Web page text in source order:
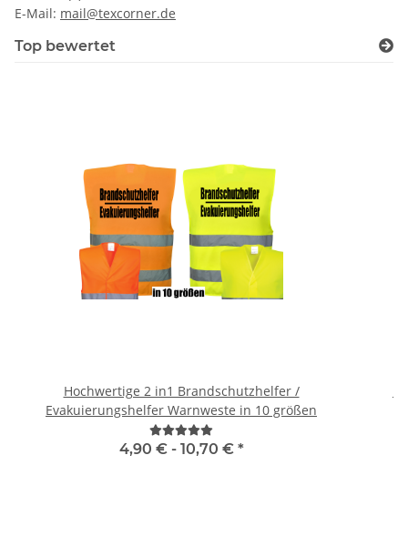
E-Mail: mail@texcorner.de
Top bewertet
Hochwertige 2 in1 Brandschutzhelfer /
Evakuierungshelfer Warnweste in 10 größen
4,90 € - 10,70 € *